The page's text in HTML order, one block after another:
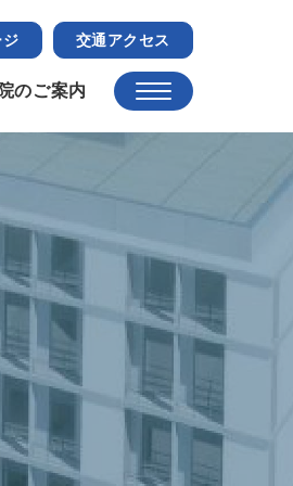
ジ 交通アクセス
のご案内